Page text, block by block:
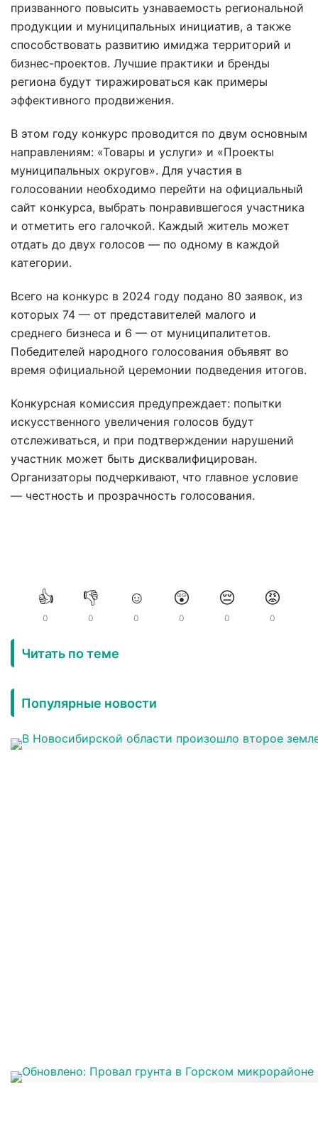
призванного повысить узнаваемость региональной
продукции и муниципальных инициатив, а также
способствовать развитию имиджа территорий и
бизнес-проектов. Лучшие практики и бренды
региона будут тиражироваться как примеры
эффективного продвижения.
В этом году конкурс проводится по двум основным
направлениям: «Товары и услуги» и «Проекты
муниципальных округов». Для участия в
голосовании необходимо перейти на официальный
сайт конкурса, выбрать понравившегося участника
и отметить его галочкой. Каждый житель может
отдать до двух голосов — по одному в каждой
категории.
Всего на конкурс в 2024 году подано 80 заявок, из
которых 74 — от представителей малого и
среднего бизнеса и 6 — от муниципалитетов.
Победителей народного голосования объявят во
время официальной церемонии подведения итогов.
Конкурсная комиссия предупреждает: попытки
искусственного увеличения голосов будут
отслеживаться, и при подтверждении нарушений
участник может быть дисквалифицирован.
Организаторы подчеркивают, что главное условие
— честность и прозрачность голосования.
👍
0
👎
0
☺️
0
😲
0
😔
0
😡
0
Читать по теме
Популярные новости